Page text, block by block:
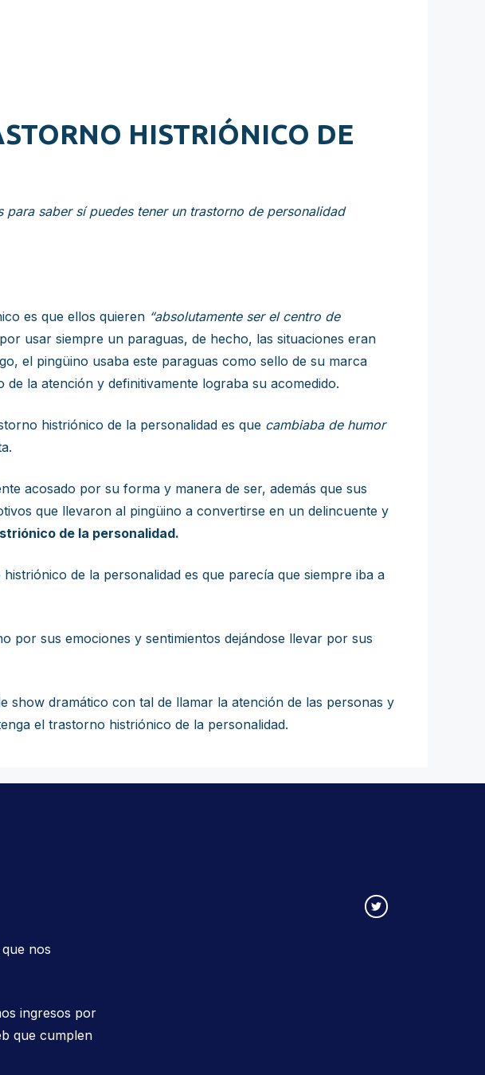
HISTRIÓNICO DE
para saber sí puedes tener un trastorno de personalidad
es que ellos quieren “absolutamente ser el centro de
usar siempre un paraguas, de hecho, las situaciones eran
el pingüino usaba este paraguas como sello de su marca
la atención y definitivamente lograba su acomedido.
histriónico de la personalidad es que cambiaba de humor
acosado por su forma y manera de ser, además que sus
que llevaron al pingüino a convertirse en un delincuente y
ónico de la personalidad.
de la personalidad es que parecía que siempre iba a
por sus emociones y sentimientos dejándose llevar por sus
show dramático con tal de llamar la atención de las personas y
el trastorno histriónico de la personalidad.
nos
ingresos por
que cumplen